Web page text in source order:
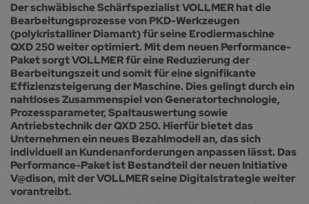
Der schwäbische Schärfspezialist VOLLMER hat die
Bearbeitungsprozesse von PKD-Werkzeugen
(polykristalliner Diamant) für seine Erodiermaschine
QXD 250 weiter optimiert. Mit dem neuen Performance-
Paket sorgt VOLLMER für eine Reduzierung der
Bearbeitungszeit und somit für eine signifikante
Effizienzsteigerung der Maschine. Dies gelingt durch ein
nahtloses Zusammenspiel von Generatortechnologie,
Prozessparameter, Spaltauswertung sowie
Antriebstechnik der QXD 250. Hierfür bietet das
Unternehmen ein neues Bezahlmodell an, das sich
individuell an Kundenanforderungen anpassen lässt. Das
Performance-Paket ist Bestandteil der neuen Initiative
V@dison, mit der VOLLMER seine Digitalstrategie weiter
vorantreibt.